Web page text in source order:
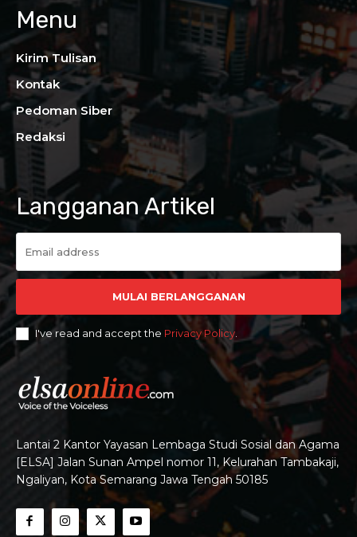
Lantai 2 Kantor Yayasan Lembaga Studi Sosial dan Agama
[ELSA] Jalan Sunan Ampel nomor 11, Kelurahan Tambakaji,
Ngaliyan, Kota Semarang Jawa Tengah 50185
Langganan Artikel
MULAI BERLANGGANAN
I've read and accept the Privacy Policy
Menu
Kirim Tulisan
Kontak
Pedoman Siber
Redaksi